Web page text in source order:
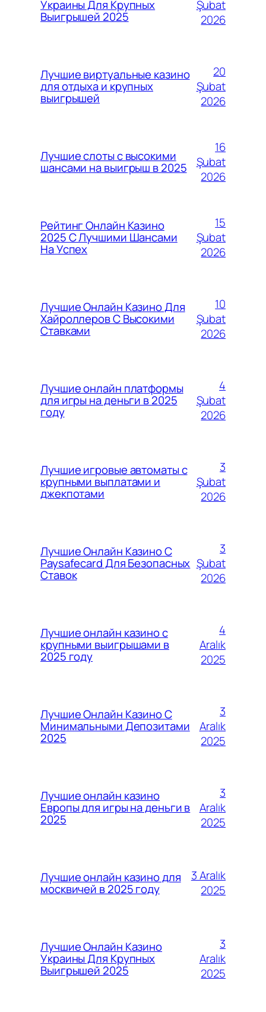
Украины Для Крупных
Выигрышей 2025
Şubat
2026
Лучшие виртуальные казино
для отдыха и крупных
выигрышей
20
Şubat
2026
Лучшие слоты с высокими
шансами на выигрыш в 2025
16
Şubat
2026
Рейтинг Онлайн Казино
2025 С Лучшими Шансами
На Успех
15
Şubat
2026
Лучшие Онлайн Казино Для
Хайроллеров С Высокими
Ставками
10
Şubat
2026
Лучшие онлайн платформы
для игры на деньги в 2025
году
4
Şubat
2026
Лучшие игровые автоматы с
крупными выплатами и
джекпотами
3
Şubat
2026
Лучшие Онлайн Казино С
Paysafecard Для Безопасных
Ставок
3
Şubat
2026
Лучшие онлайн казино с
крупными выигрышами в
2025 году
4
Aralık
2025
Лучшие Онлайн Казино С
Минимальными Депозитами
2025
3
Aralık
2025
Лучшие онлайн казино
Европы для игры на деньги в
2025
3
Aralık
2025
Лучшие онлайн казино для
москвичей в 2025 году
3 Aralık
2025
Лучшие Онлайн Казино
Украины Для Крупных
Выигрышей 2025
3
Aralık
2025